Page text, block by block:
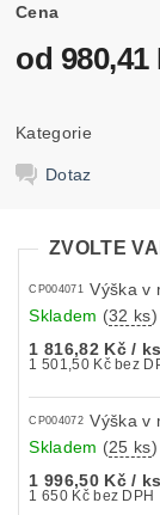
Cena
od 980,41
Kategorie
Dotaz
ZVOLTE
CP004071
Výška v
Skladem (32 ks)
1 816,82 Kč/ ks
1 501,50 Kč
CP004072 Výška v
Skladem (25 ks)
1 996,50 Kč/ ks
1 650 Kč bez DPH